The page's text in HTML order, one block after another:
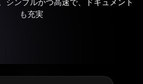
シンプルかつ高速で、ドキュメント
も充実